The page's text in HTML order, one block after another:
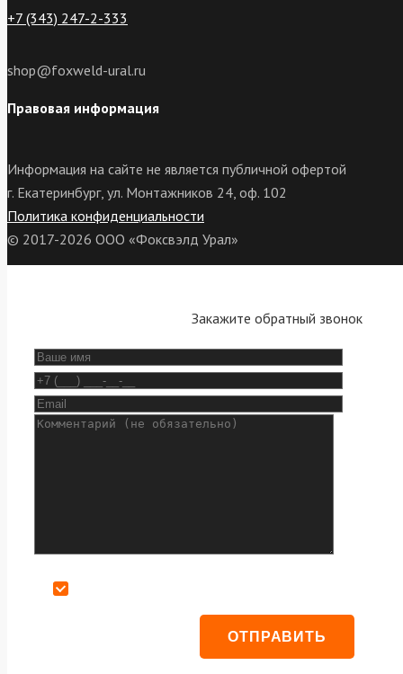
+7 (343) 247-2-333
shop@foxweld-ural.ru
Правовая информация
Информация на сайте не является публичной офертой
г. Екатеринбург, ул. Монтажников 24, оф. 102
Политика конфиденциальности
© 2017-2026 ООО «Фоксвэлд Урал»
Закажите обратный звонок